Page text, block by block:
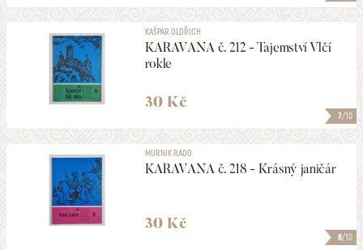
7/10
KAŠPAR OLDŘICH
KARAVANA č. 212 - Tajemství Vlčí
rokle
30 Kč
8/10
MURNIK RADO
KARAVANA č. 218 - Krásný janičár
30 Kč